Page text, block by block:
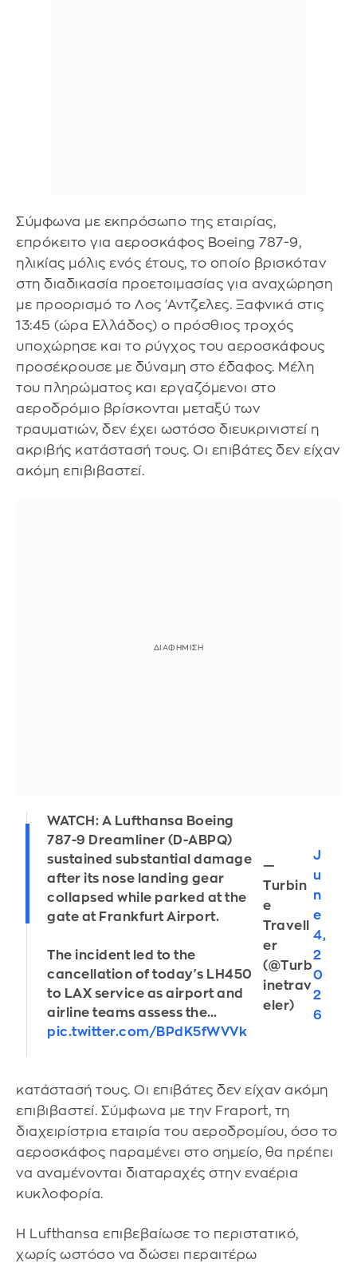
Σύμφωνα με εκπρόσωπο της εταιρίας,
επρόκειτο για αεροσκάφος Boeing 787-9,
ηλικίας μόλις ενός έτους, το οποίο βρισκόταν
στη διαδικασία προετοιμασίας για αναχώρηση
με προορισμό το Λος 'Αντζελες. Ξαφνικά στις
13:45 (ώρα Ελλάδος) ο πρόσθιος τροχός
υποχώρησε και το ρύγχος του αεροσκάφους
προσέκρουσε με δύναμη στο έδαφος. Μέλη
του πληρώματος και εργαζόμενοι στο
αεροδρόμιο βρίσκονται μεταξύ των
τραυματιών, δεν έχει ωστόσο διευκρινιστεί η
ακριβής κατάστασή τους. Οι επιβάτες δεν είχαν
ακόμη επιβιβαστεί.
WATCH: A Lufthansa Boeing
787-9 Dreamliner (D-ABPQ)
sustained substantial damage
after its nose landing gear
collapsed while parked at the
gate at Frankfurt Airport.
The incident led to the
cancellation of today's LH450
to LAX service as airport and
airline teams assess the…
pic.twitter.com/BPdK5fWVVk
—
Turbin
e
Travell
er
(@Turb
inetrav
eler)
J
u
n
e
4,
2
0
2
6
κατάστασή τους. Οι επιβάτες δεν είχαν ακόμη
επιβιβαστεί. Σύμφωνα με την Fraport, τη
διαχειρίστρια εταιρία του αεροδρομίου, όσο το
αεροσκάφος παραμένει στο σημείο, θα πρέπει
να αναμένονται διαταραχές στην εναέρια
κυκλοφορία.
Η Lufthansa επιβεβαίωσε το περιστατικό,
χωρίς ωστόσο να δώσει περαιτέρω